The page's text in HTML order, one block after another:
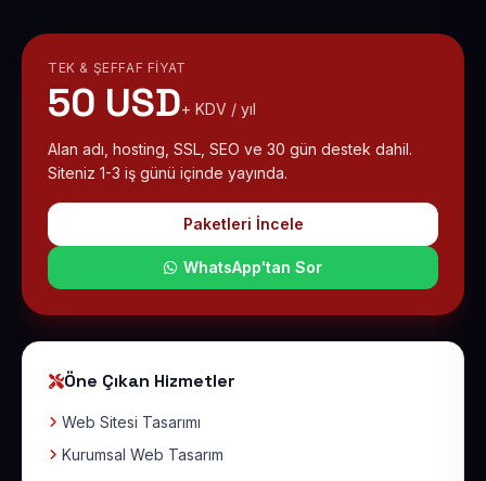
TEK & ŞEFFAF FIYAT
50 USD+ KDV / yıl
Alan adı, hosting, SSL, SEO ve 30 gün destek dahil.
Siteniz 1-3 iş günü içinde yayında.
Paketleri İncele
WhatsApp'tan Sor
Öne Çıkan Hizmetler
Web Sitesi Tasarımı
Kurumsal Web Tasarım